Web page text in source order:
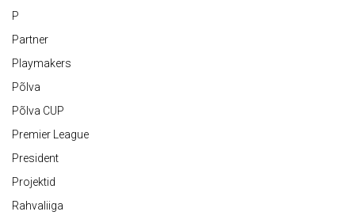
P
Partner
Playmakers
Põlva
Põlva CUP
Premier League
President
Projektid
Rahvaliiga